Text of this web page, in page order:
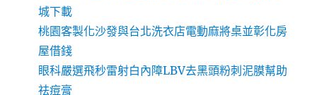
城下載
桃園客製化沙發與台北洗衣店電動麻將桌並彰化房
屋借錢
眼科嚴選飛秒雷射白內障LBV去黑頭粉刺泥膜幫助
祛痘膏